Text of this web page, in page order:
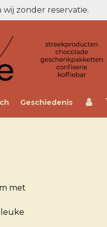
zonder reservatie.
Geschiedenis
met
leuke